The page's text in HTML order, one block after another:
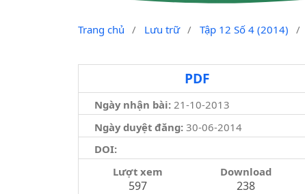
Trang chủ / Lưu trữ / Tập 12 Số 4 (2014) /
PDF
Ngày nhận bài: 21-10-2013
Ngày duyệt đăng:30-06-2014
DOI:
Lượt xem
597
Download
238